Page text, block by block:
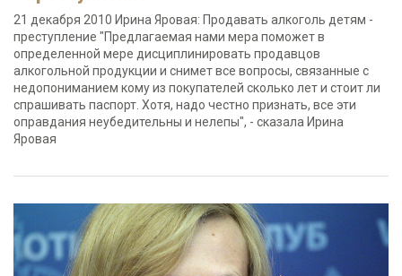
21 декабря 2010 Ирина Яровая: Продавать алкоголь детям -
преступление "Предлагаемая нами мера поможет в
определенной мере дисциплинировать продавцов
алкогольной продукции и снимет все вопросы, связанные с
недопониманием кому из покупателей сколько лет и стоит ли
спрашивать паспорт. Хотя, надо честно признать, все эти
оправдания неубедительны и нелепы", - сказала Ирина
Яровая